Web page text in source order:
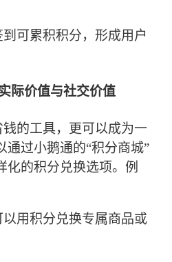
可累积积分，形成用户
际价值与社交价值
的工具，更可以成为一
通过小鹅通的“积分商城”
化的积分兑换选项。例
以用积分兑换专属商品或